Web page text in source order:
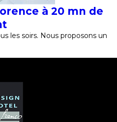
à 20 mn de
les soirs. Nous proposons un